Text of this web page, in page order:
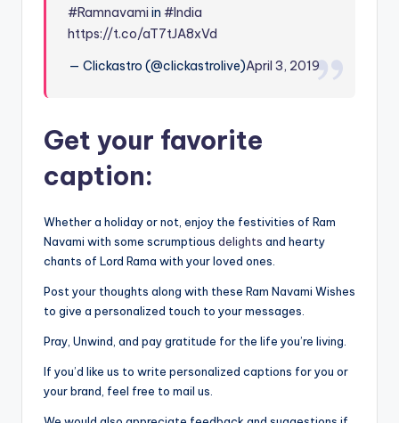
#Ramnavami in#India
https://t.co/aT7tJA8xVd
— Clickastro (@clickastrolive)April 3, 2019
Get your favorite
caption:
Whether a holiday or not, enjoy the festivities of Ram
Navami with some scrumptious delights and hearty
chants of Lord Rama with your loved ones.
Post your thoughts along with these Ram Navami Wishes
to give a personalized touch to your messages.
Pray, Unwind, and pay gratitude for the life you’re living.
If you’d like us to write personalized captions for you or
your brand, feel free to mail us.